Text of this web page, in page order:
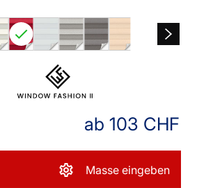
ab 103 CHF
Masse eingeben